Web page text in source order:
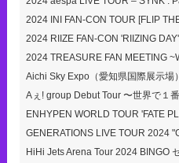
2024 INI FAN-CON TOUR [FLIP
2024 RIIZE FAN-CON 'RIIZING
2024 TREASURE FAN MEETING
Aichi Sky Expo（愛知県国際展示場）
Aぇ! group Debut Tour 〜世界で１
ENHYPEN WORLD TOUR 'FATE
GENERATIONS LIVE TOUR 2024
HiHi Jets Arena Tour 2024 BINGO